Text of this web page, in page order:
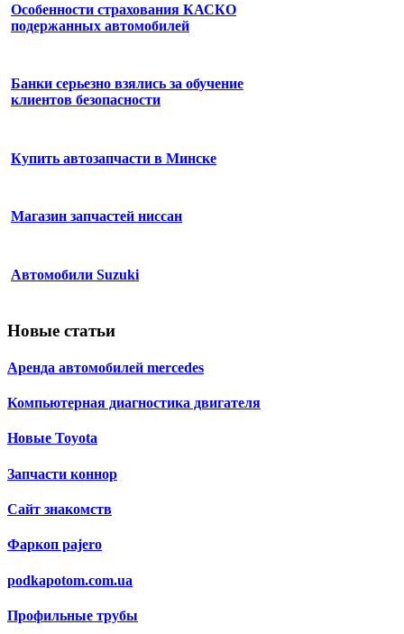
Особенности страхования КАСКО
подержанных автомобилей
Банки серьезно взялись за обучение
клиентов безопасности
Купить автозапчасти в Минске
Магазин запчастей ниссан
Автомобили Suzuki
Новые статьи
Аренда автомобилей mercedes
Компьютерная диагностика двигателя
Новые Toyota
Запчасти коннор
Сайт знакомств
Фаркоп pajero
podkapotom.com.ua
Профильные трубы